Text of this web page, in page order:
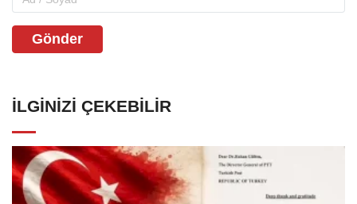
Gönder
İLGINIZI ÇEKEBILIR